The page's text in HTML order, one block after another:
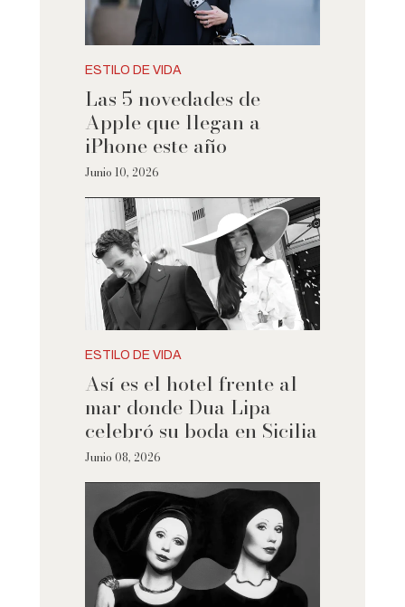
ESTILO DE VIDA
Las 5 novedades de
Apple que llegan a
iPhone este año
Junio 10, 2026
ESTILO DE VIDA
Así es el hotel frente al
mar donde Dua Lipa
celebró su boda en Sicilia
Junio 08, 2026